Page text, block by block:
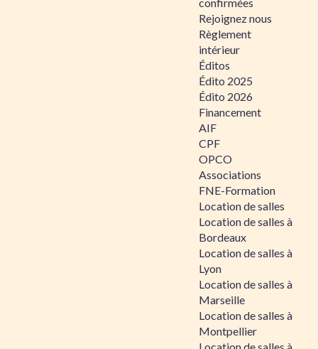
Rejoignez nous
Règlement
intérieur
Éditos
Édito 2025
Édito 2026
Financement
AIF
CPF
OPCO
Associations
FNE-Formation
Location de salles
Location de salles à
Bordeaux
Location de salles à
Lyon
Location de salles à
Marseille
Location de salles à
Montpellier